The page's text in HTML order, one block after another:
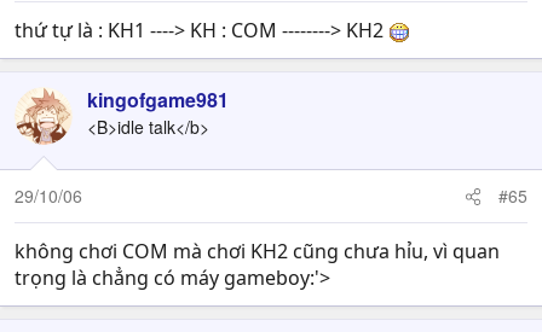
thứ tự là : KH1 ----> KH : COM --------> KH2
kingofgame981
<B>idle talk</b>
29/10/06 #65
không chơi COM mà chơi KH2 cũng chưa hỉu, vì quan
trọng là chẳng có máy gameboy:'>